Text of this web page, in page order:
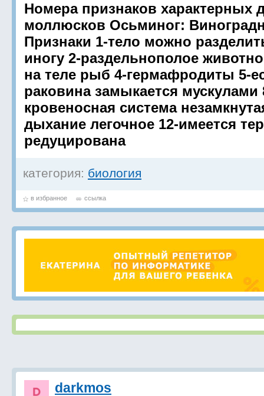
Номера признаков характерных
моллюсков Осьминог:
Признаки 1-тело можно
иногу 2-раздельнополое
на теле рыб 4-гермафродиты 5-
раковина замыкается мускулами
кровеносная система
дыхание легочное 12-имеется
редуцирована
категория: биология
в избранное ссылка
darkmos